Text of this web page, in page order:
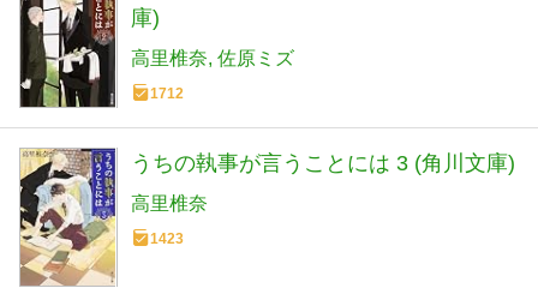
庫)
高里椎奈 佐原ミズ
1712
うちの執事が言うことには 3 (角川文庫)
高里椎奈
1423